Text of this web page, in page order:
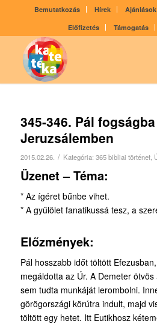
Bemutatkozás Hírek Ajánlások
Előfizetés
Támogatás
345-346. Pál
Jeruzsálemben
2015.02.26. / Kategória: 365 bibliai történet,
Üzenet – Téma:
* Az ígéret bűnbe vihet.
* A gyűlölet fanatikussá tesz, a
Előzmények:
Pál hosszabb időt töltött
megáldotta az Úr. A Demeter
sem tudta munkáját lerombolni.
görögországi körútra indult, majd
töltött egy hetet. Itt Eutikhosz